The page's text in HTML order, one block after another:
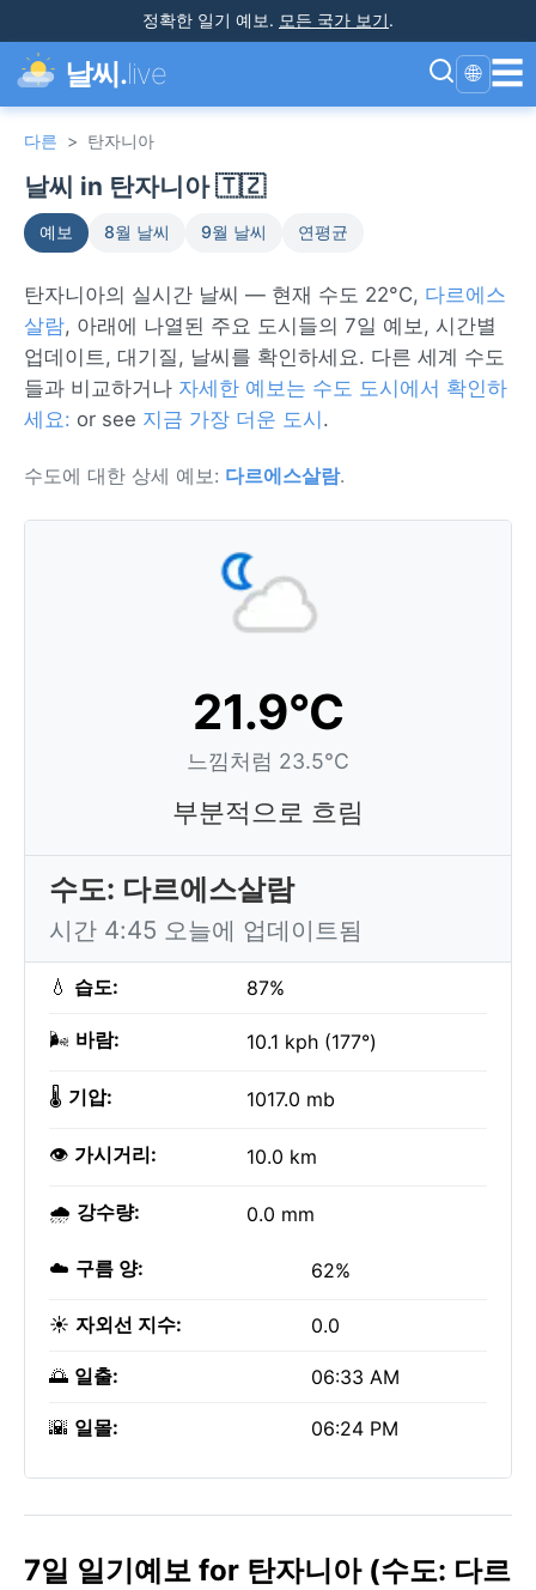
정확한 일기 예보. 모든 국가 보기.
날씨.live 🌐 ☰
다른 > 탄자니아
날씨 in 탄자니아 🇹🇿
예보 8월 날씨 9월 날씨 연평균
탄자니아의 실시간 날씨 — 현재 수도 22°C, 다르에스
살람, 아래에 나열된 주요 도시들의 7일 예보, 시간별
업데이트, 대기질, 날씨를 확인하세요. 다른 세계 수도
들과 비교하거나 자세한 예보는 수도 도시에서 확인하
세요: or see 지금 가장 더운 도시 .
수도에 대한 상세 예보: 다르에스살람.
21.9°C
느낌처럼 23.5°C
부분적으로 흐림
수도: 다르에스살람
시간 4:45 오늘에 업데이트됨
💧 습도: 87%
🌬️ 바람: 10.1 kph (177°)
🌡️ 기압: 1017.0 mb
👁️ 가시거리: 10.0 km
🌧️ 강수량: 0.0 mm
☁️ 구름 양: 62%
☀️ 자외선 지수: 0.0
🌅 일출: 06:33 AM
🌇 일몰: 06:24 PM
7일 일기예보 for 탄자니아 (수도: 다르